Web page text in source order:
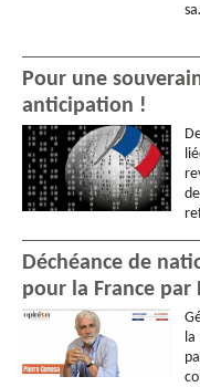
Pour une
anticipation !
Déchéance de
pour la France par